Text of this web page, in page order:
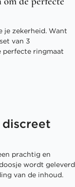
je zekerheid. Want
van 3
perfecte ringmaat
discreet
prachtig en
wordt geleverd
van de inhoud.